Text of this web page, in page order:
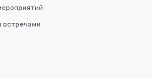
встречами